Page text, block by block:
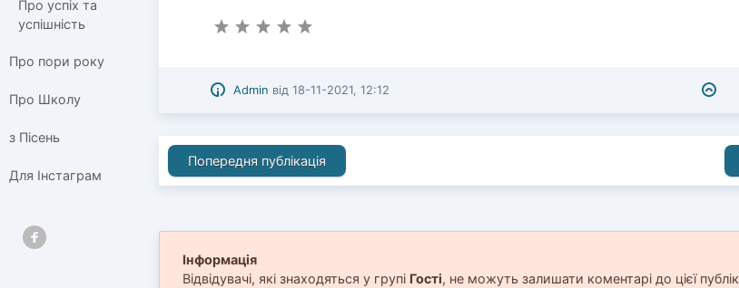
Про успіх та
успішність
Про пори року
Про Школу
з Пісень
Для Інстаграм
Admin від18-11-2021, 12:12
Попередня публікація
Інформація
Відвідувачі, які знаходяться у групі Гості, не можуть залишати коментарі до цієї